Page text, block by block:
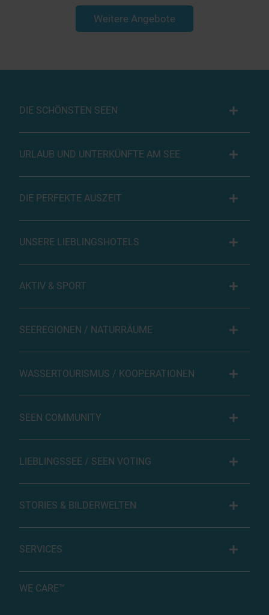
Weitere Angebote
DIE SCHÖNSTEN SEEN
URLAUB UND UNTERKÜNFTE AM SEE
DIE PERFEKTE AUSZEIT
UNSERE LIEBLINGSHOTELS
AKTIV & SPORT
SEEREGIONEN / NATURRÄUME
WASSERTOURISMUS / KOOPERATIONEN
SEEN COMMUNITY
LIEBLINGSSEE / SEEN VOTING
STORIES & BILDERWELTEN
SERVICES
WE CARE™